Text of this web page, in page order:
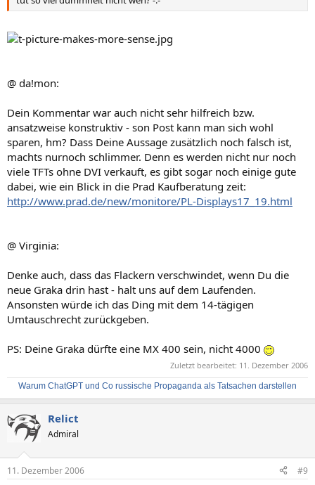
@ da!mon:
Dein Kommentar war auch nicht sehr hilfreich bzw.
ansatzweise konstruktiv - son Post kann man sich wohl
sparen, hm? Dass Deine Aussage zusätzlich noch falsch ist,
machts nurnoch schlimmer. Denn es werden nicht nur noch
viele TFTs ohne DVI verkauft, es gibt sogar noch einige gute
dabei, wie ein Blick in die Prad Kaufberatung zeit:
http://www.prad.de/new/monitore/PL-Displays17_19.html
@ Virginia:
Denke auch, dass das Flackern verschwindet, wenn Du die
neue Graka drin hast - halt uns auf dem Laufenden.
Ansonsten würde ich das Ding mit dem 14-tägigen
Umtauschrecht zurückgeben.
PS: Deine Graka dürfte eine MX 400 sein, nicht 4000
Zuletzt bearbeitet: 11. Dezember 2006
Warum ChatGPT und Co russische Propaganda als Tatsachen darstellen
Relict
Admiral
11. Dezember 2006 #9